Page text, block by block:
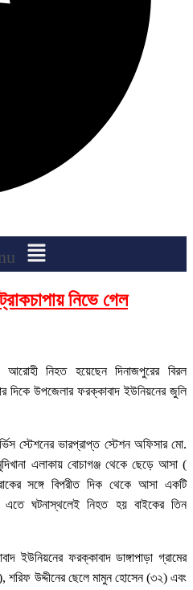
নিভে গেল
আরোহী নিহত হয়েছেন দিনাজপুরের বিরল
দিকে উপজেলার ফরক্কাবাদ ইউনিয়নের জুলি
স্টেশনের ভারপ্রাপ্ত স্টেশন অফিসার মো.
এলাকায় বোচাগঞ্জ থেকে ছেড়ে আসা (
সঙ্গে বিপরীত দিক থেকে আসা একটি
এতে ঘটনাস্থলেই নিহত হয় বাইকের তিন
ইউনিয়নের ফরক্কাবাদ ডাঙ্গাপাড়া গ্রামের
উদ্দীনের ছেলে মামুন হোসেন (৩২) এবং